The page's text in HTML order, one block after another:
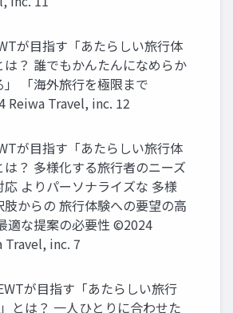
が⽬指す「あたらしい旅⾏体
は？ 誰でもかんたんになめらか
」 「海外旅⾏を極限まで
Reiwa Travel, inc. 12
が⽬指す「あたらしい旅⾏体
は？ 多様化する旅⾏者のニーズ
応 よりパーソナライズな 多様
肢からの 旅⾏体験への要望の⾼
適な提案の必要性 ©2024
Travel, inc. 7
が⽬指す「あたらしい旅⾏
とは？ ⼀⼈ひとりに合わせた